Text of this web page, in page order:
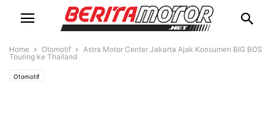
Home Otomotif
Astra Motor Center Jakarta Ajak Konsumen BIG BOS
Touring ke Thailand
Otomotif